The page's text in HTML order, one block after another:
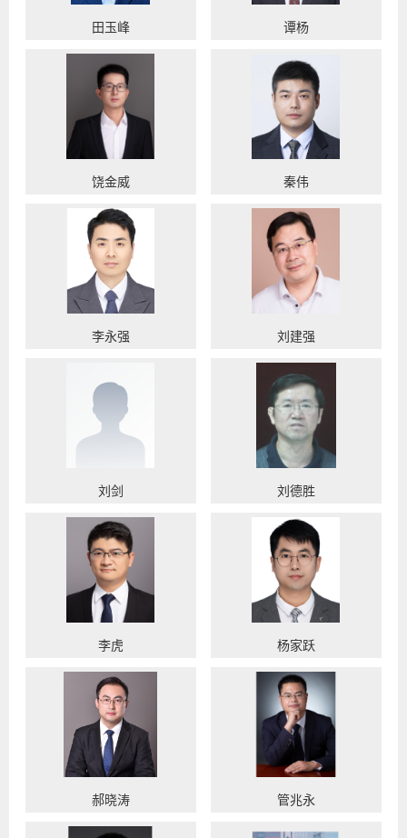
田玉峰 谭杨
饶金威 秦伟
李永强 刘建强
刘剑 刘德胜
李虎 杨家跃
郝晓涛 管兆永